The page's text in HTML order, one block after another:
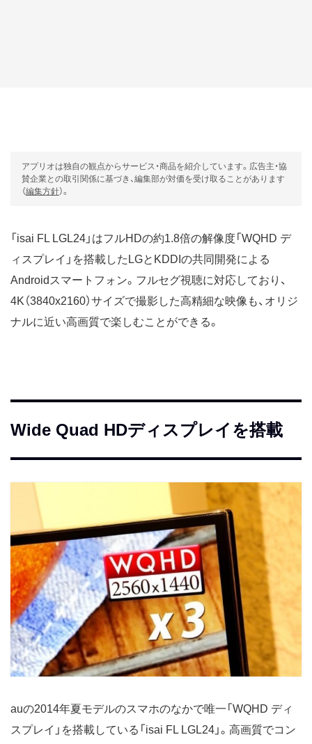
アプリオは独自の観点からサービス・商品を紹介しています。広告主・協
賛企業との取引関係に基づき、編集部が対価を受け取ることがあります
（編集方針）。
「isai FL LGL24」はフルHDの約1.8倍の解像度「WQHD デ
ィスプレイ」を搭載したLGとKDDIの共同開発による
Androidスマートフォン。フルセグ視聴に対応しており、
4K（3840x2160）サイズで撮影した高精細な映像も、オリジ
ナルに近い高画質で楽しむことができる。
Wide Quad HDディスプレイを搭載
auの2014年夏モデルのスマホのなかで唯一「WQHD ディ
スプレイ」を搭載している「isai FL LGL24」。高画質でコン